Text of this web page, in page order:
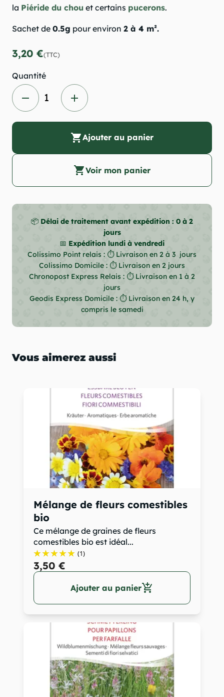
la Piéride du chou et certains pucerons.
Sachet de 0.5g pour environ 2 à 4 m².
3,20 €(TTC)
Quantité
remove add
shopping_cartAjouter au panier
shopping_cartVoir mon panier
📦 Délai de traitement avant expédition : 0 à 2
jours
📅 Expédition lundi à vendredi
Colissimo Point relais : ⏱ Livraison en 2 à 3 jours
Colissimo Domicile : ⏱ Livraison en 2 jours
Chronopost Express Relais : ⏱ Livraison en 1 à 2
jours
Geodis Express Domicile : ⏱ Livraison en 24 h, y
compris le samedi
Vous aimerez aussi
Mélange de fleurs comestibles
bio
Ce mélange de graines de fleurs
comestibles bio est idéal...
(1)
3,50 €
Ajouter au panieradd_shopping_cart